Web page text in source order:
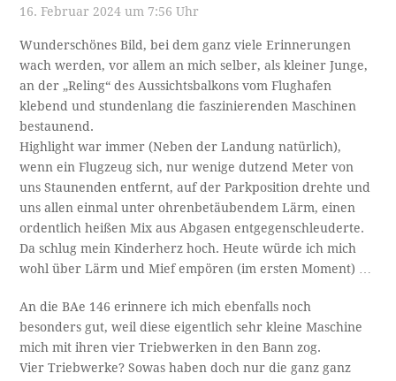
16. Februar 2024 um 7:56 Uhr
Wunderschönes Bild, bei dem ganz viele Erinnerungen
wach werden, vor allem an mich selber, als kleiner Junge,
an der „Reling“ des Aussichtsbalkons vom Flughafen
klebend und stundenlang die faszinierenden Maschinen
bestaunend.
Highlight war immer (Neben der Landung natürlich),
wenn ein Flugzeug sich, nur wenige dutzend Meter von
uns Staunenden entfernt, auf der Parkposition drehte und
uns allen einmal unter ohrenbetäubendem Lärm, einen
ordentlich heißen Mix aus Abgasen entgegenschleuderte.
Da schlug mein Kinderherz hoch. Heute würde ich mich
wohl über Lärm und Mief empören (im ersten Moment) …
An die BAe 146 erinnere ich mich ebenfalls noch
besonders gut, weil diese eigentlich sehr kleine Maschine
mich mit ihren vier Triebwerken in den Bann zog.
Vier Triebwerke? Sowas haben doch nur die ganz ganz